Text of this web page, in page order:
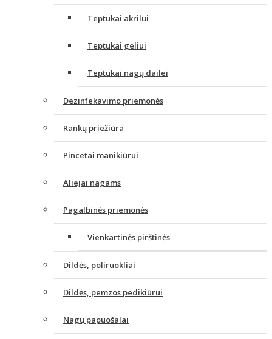
Teptukai akrilui
Teptukai geliui
Teptukai nagų dailei
Dezinfekavimo priemonės
Rankų priežiūra
Pincetai manikiūrui
Aliejai nagams
Pagalbinės priemonės
Vienkartinės pirštinės
Dildės, poliruokliai
Dildės, pemzos pedikiūrui
Nagų papuošalai